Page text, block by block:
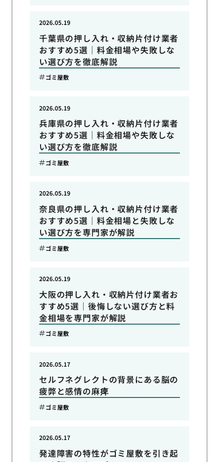
千葉県の押し入れ・収納片付け業者
おすすめ5選｜料金相場や失敗しな
い選び方を徹底解説
2026.05.19
ゴミ屋敷
兵庫県の押し入れ・収納片付け業者
おすすめ5選｜料金相場や失敗しな
い選び方を徹底解説
2026.05.19
ゴミ屋敷
奈良県の押し入れ・収納片付け業者
おすすめ5選｜料金相場と失敗しな
い選び方を専門家が解説
2026.05.19
ゴミ屋敷
大阪の押し入れ・収納片付け業者お
すすめ5選｜後悔しない選び方と料
金相場を専門家が解説
2026.05.19
ゴミ屋敷
セルフネグレクトの背景にある脳の
疲弊と感情の麻痺
2026.05.17
ゴミ屋敷
発達障害の特性がゴミ屋敷を引き起
2026.05.17